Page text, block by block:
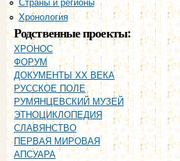
Страны и регионы
Хронология
Родственные проекты:
ХРОНОС
ФОРУМ
ДОКУМЕНТЫ XX ВЕКА
РУССКОЕ ПОЛЕ
РУМЯНЦЕВСКИЙ МУЗЕЙ
ЭТНОЦИКЛОПЕДИЯ
СЛАВЯНСТВО
ПЕРВАЯ МИРОВАЯ
АПСУАРА